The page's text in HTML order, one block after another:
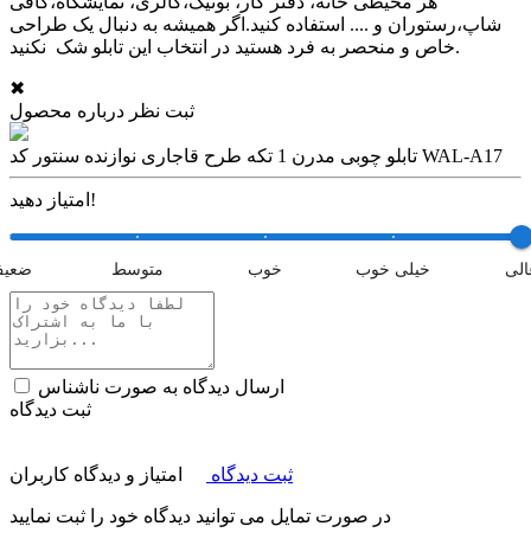
شاپ،رستوران و .... استفاده کنید.اگر همیشه به دنبال یک طراحی
خاص و منحصر به فرد هستید در انتخاب این تابلو شک نکنید.
✖
ثبت نظر درباره محصول
تابلو چوبی مدرن 1 تکه طرح قاجاری نوازنده سنتور کد WAL-A17
امتیاز دهید!
متوسط خوب خیلی خوب
ارسال دیدگاه به صورت ناشناس
ثبت دیدگاه
ثبت دیدگاه امتیاز و دیدگاه کاربران
در صورت تمایل می توانید دیدگاه خود را ثبت نمایید